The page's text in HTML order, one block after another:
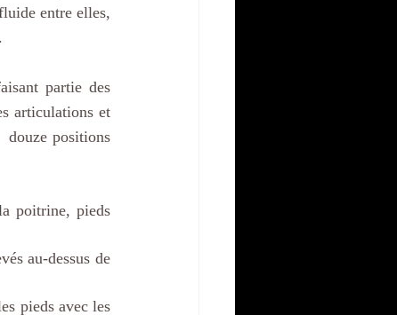
entre elles,
partie des
articulations et
douze positions
poitrine, pieds
au-dessus de
pieds avec les